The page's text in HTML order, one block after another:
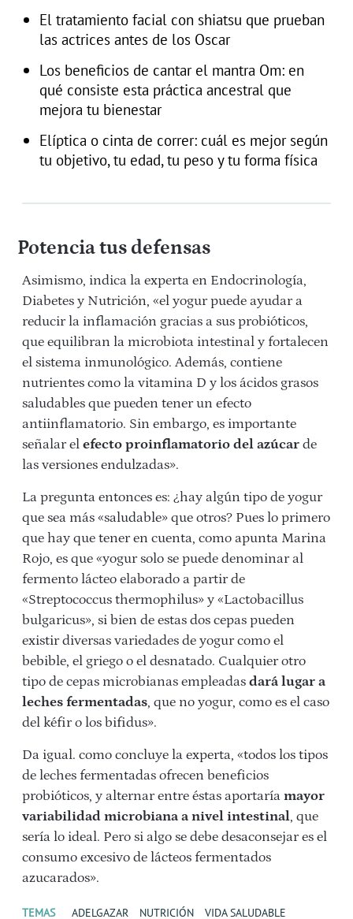
El tratamiento facial con shiatsu que prueban
las actrices antes de los Oscar
Los beneficios de cantar el mantra Om: en
qué consiste esta práctica ancestral que
mejora tu bienestar
Elíptica o cinta de correr: cuál es mejor según
tu objetivo, tu edad, tu peso y tu forma física
Potencia tus defensas
Asimismo, indica la experta en Endocrinología,
Diabetes y Nutrición, «el yogur puede ayudar a
reducir la inflamación gracias a sus probióticos,
que equilibran la microbiota intestinal y fortalecen
el sistema inmunológico. Además, contiene
nutrientes como la vitamina D y los ácidos grasos
saludables que pueden tener un efecto
antiinflamatorio. Sin embargo, es importante
señalar el efecto proinflamatorio del azúcar de
las versiones endulzadas».
La pregunta entonces es: ¿hay algún tipo de yogur
que sea más «saludable» que otros? Pues lo primero
que hay que tener en cuenta, como apunta Marina
Rojo, es que «yogur solo se puede denominar al
fermento lácteo elaborado a partir de
«Streptococcus thermophilus» y «Lactobacillus
bulgaricus», si bien de estas dos cepas pueden
existir diversas variedades de yogur como el
bebible, el griego o el desnatado. Cualquier otro
tipo de cepas microbianas empleadas dará lugar a
leches fermentadas, que no yogur, como es el caso
del kéfir o los bifidus».
Da igual. como concluye la experta, «todos los tipos
de leches fermentadas ofrecen beneficios
probióticos, y alternar entre éstas aportaría mayor
variabilidad microbiana a nivel intestinal, que
sería lo ideal. Pero si algo se debe desaconsejar es el
consumo excesivo de lácteos fermentados
azucarados».
TEMAS ADELGAZAR NUTRICIÓN VIDA SALUDABLE